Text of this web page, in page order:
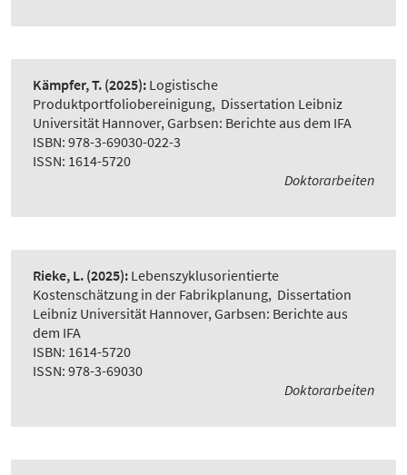
Kämpfer, T. (2025): Logistische
Produktportfoliobereinigung, Dissertation Leibniz
Universität Hannover, Garbsen: Berichte aus dem IFA
ISBN: 978-3-69030-022-3
ISSN: 1614-5720
Doktorarbeiten
Rieke, L. (2025): Lebenszyklusorientierte
Kostenschätzung in der Fabrikplanung, Dissertation
Leibniz Universität Hannover, Garbsen: Berichte aus
dem IFA
ISBN: 1614-5720
ISSN: 978-3-69030
Doktorarbeiten